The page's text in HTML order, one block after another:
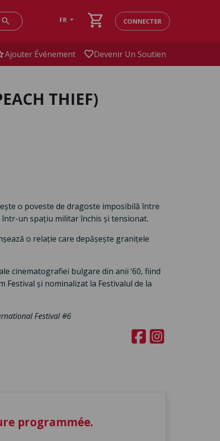
search FR shopping_cart CONNECTER
Ajouter Événement favoriteDevenir Un Soutien
THIEF)
o poveste de dragoste imposibilă între
un spațiu militar închis și tensionat.
o relație care depășește granițele
cinematografiei bulgare din anii ’60, fiind
Festival și nominalizat la Festivalul de la
Festival #6
programmée.